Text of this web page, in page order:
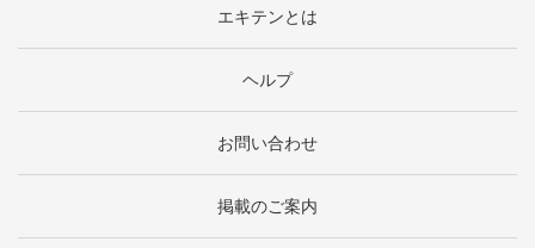
エキテンとは
ヘルプ
お問い合わせ
掲載のご案内